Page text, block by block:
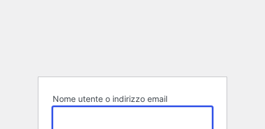
Nome utente o indirizzo email